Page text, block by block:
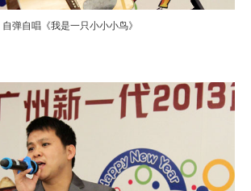
自弹自唱《我是一只小小小鸟》